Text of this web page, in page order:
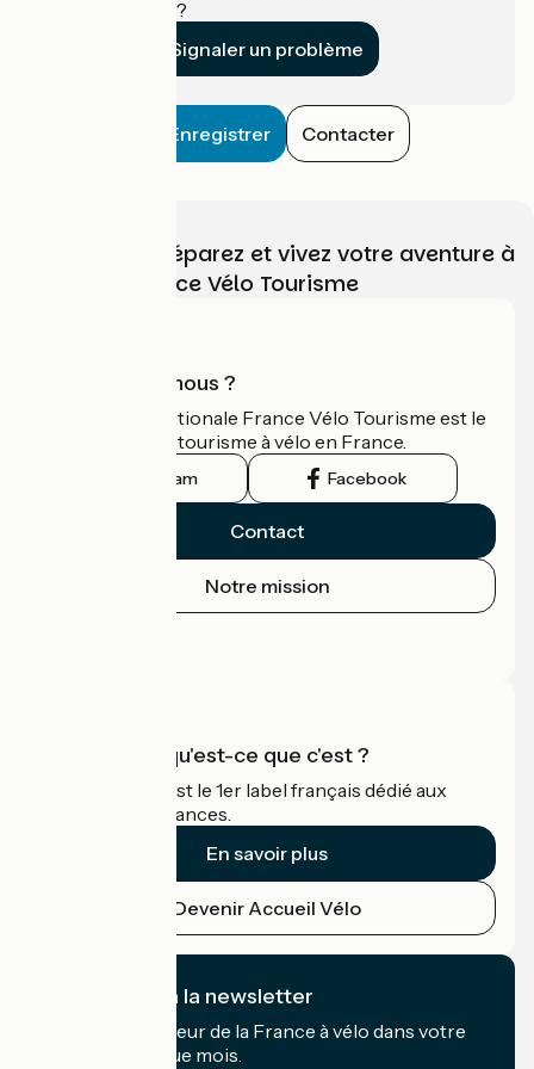
établissement ?
Signaler un problème
Enregistrer Contacter
Choisissez, préparez et vivez votre aventure à
vélo avec France Vélo Tourisme
Qui sommes-nous ?
L'association nationale France Vélo Tourisme est le
guide officiel du tourisme à vélo en France.
Instagram Facebook
Contact
Notre mission
Accueil Vélo qu'est-ce que c'est ?
Accueil Vélo c'est le 1er label français dédié aux
cyclistes en vacances.
En savoir plus
Devenir Accueil Vélo
Je m'abonne à la newsletter
Recevez le meilleur de la France à vélo dans votre
boîte mail chaque mois.